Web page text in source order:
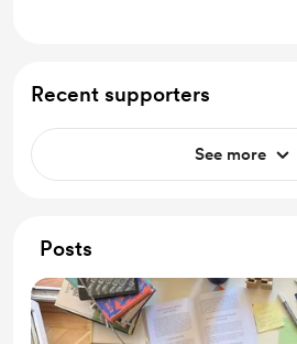
Recent supporters
See more
Posts